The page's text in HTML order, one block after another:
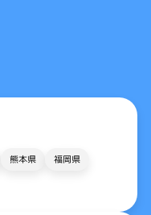
熊本県 福岡県